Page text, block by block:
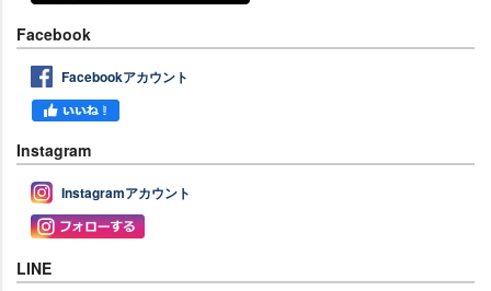
Facebook
Facebookアカウント
Instagram
Instagramアカウント
LINE